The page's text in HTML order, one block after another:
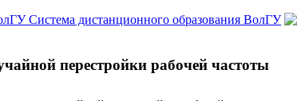
Система дистанционного образования ВолГУ
перестройки рабочей частоты